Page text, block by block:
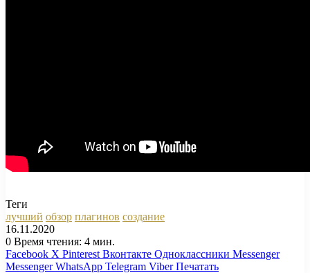
Теги
лучший обзор плагинов создание
16.11.2020
0 Время чтения: 4 мин.
Facebook X Pinterest Вконтакте Одноклассники Messenger
Messenger WhatsApp Telegram Viber Печатать